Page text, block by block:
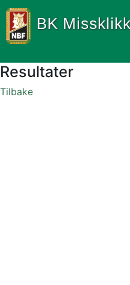
BK Missklikk
Resultater
Tilbake